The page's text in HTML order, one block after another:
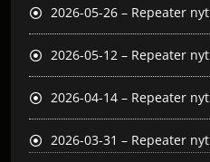
2026-05-26 – Repeater nyt
2026-05-12 – Repeater nyt
2026-04-14 – Repeater nyt
2026-03-31 – Repeater nyt